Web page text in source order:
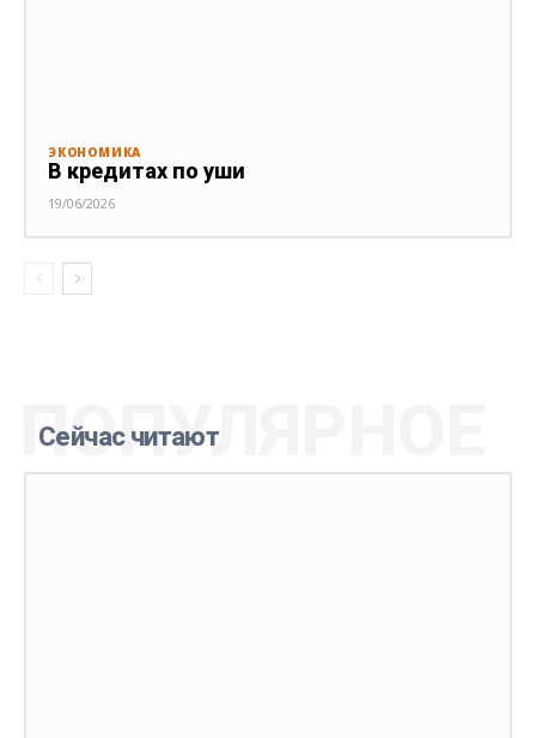
ЭКОНОМИКА
В кредитах по уши
19/06/2026
Сейчас читают
ПОПУЛЯРНОЕ